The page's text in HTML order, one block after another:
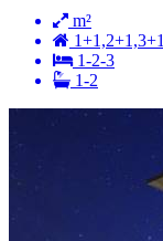
m²
1+1,2+1,3+1
1-2-3
1-2